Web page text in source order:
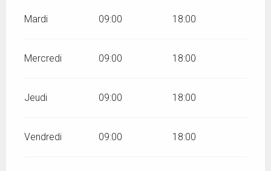
Mardi 09:00 18:00
Mercredi 09:00 18:00
Jeudi 09:00 18:00
Vendredi 09:00 18:00